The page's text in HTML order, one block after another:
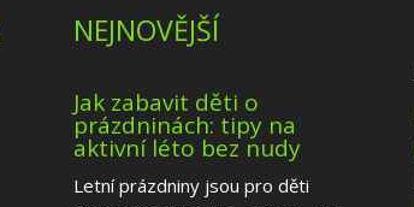
NEJNOVĚJŠÍ
Jak zabavit děti o
prázdninách: tipy na
aktivní léto bez nudy
Letní prázdniny jsou pro děti